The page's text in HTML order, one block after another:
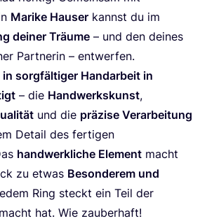
Mari­ke Hau­ser kannst du im
dei­ner Träu­me – und den dei­nes
Part­ne­rin – entwerfen.
in sorg­fäl­ti­ger Hand­ar­beit in
– die Hand­werks­kunst,
und die prä­zi­se Ver­ar­bei­tung
Detail des fer­ti­gen
hand­werk­li­che Ele­ment macht
zu etwas Beson­de­rem und
Ring steckt ein Teil der
hat. Wie zauberhaft!